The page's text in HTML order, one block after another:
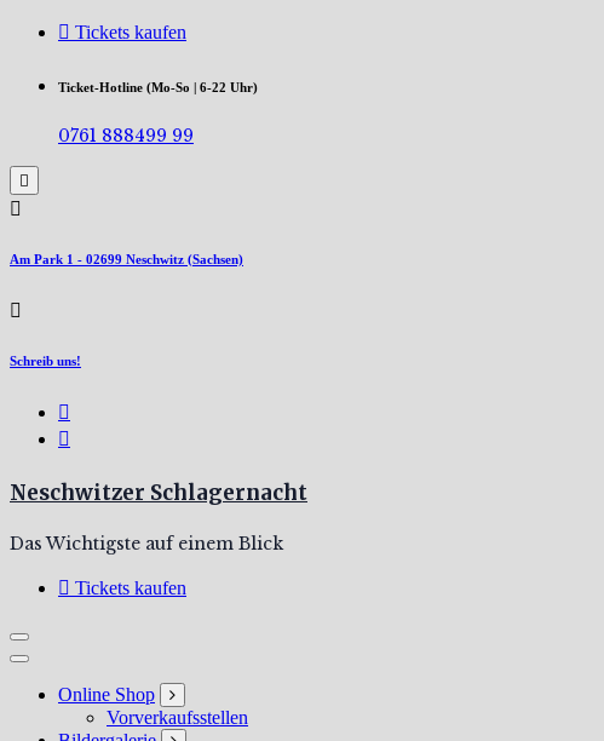
Tickets kaufen
Ticket-Hotline (Mo-So | 6-22 Uhr)
0761 888499 99
Am Park 1 - 02699 Neschwitz (Sachsen)
Schreib uns!
Neschwitzer Schlagernacht
Das Wichtigste auf einem Blick
Tickets kaufen
Online Shop
Vorverkaufsstellen